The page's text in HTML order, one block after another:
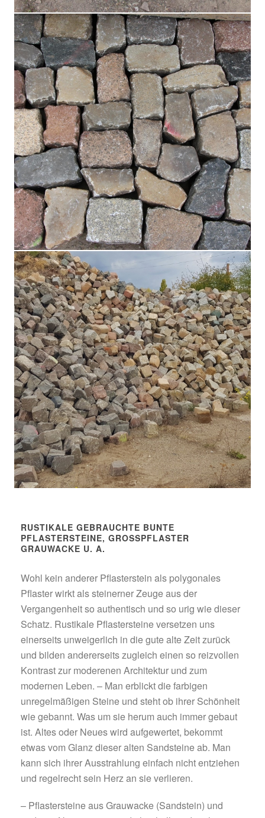
RUSTIKALE GEBRAUCHTE BUNTE
PFLASTERSTEINE, GROSSPFLASTER G
RAUWACKE U. A.
Wohl kein anderer Pflasterstein als polygonales
Pflaster wirkt als steinerner Zeuge aus der
Vergangenheit so authentisch und so urig wie dieser
Schatz. Rustikale Pflastersteine versetzen uns
einerseits unweigerlich in die gute alte Zeit zurück
und bilden andererseits zugleich einen so reizvollen
Kontrast zur moderenen Architektur und zum
modernen Leben. – Man erblickt die farbigen
unregelmäßigen Steine und steht ob ihrer Schönheit
wie gebannt. Was um sie herum auch immer gebaut
ist. Altes oder Neues wird aufgewertet, bekommt
etwas vom Glanz dieser alten Sandsteine ab. Man
kann sich ihrer Ausstrahlung einfach nicht entziehen
und regelrecht sein Herz an sie verlieren.
– Pflastersteine aus Grauwacke (Sandstein) und